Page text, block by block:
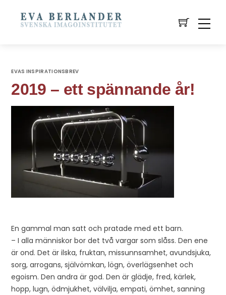
EVAS INSPIRATIONSBREV
2019 – ett spännande år!
En gammal man satt och pratade med ett barn.
– I alla människor bor det två vargar som slåss. Den ene
är ond. Det är ilska, fruktan, missunnsamhet, avundsjuka,
sorg, arrogans, självömkan, lögn, överlägsenhet och
egoism. Den andra är god. Den är glädje, fred, kärlek,
hopp, lugn, ödmjukhet, välvilja, empati, ömhet, sanning